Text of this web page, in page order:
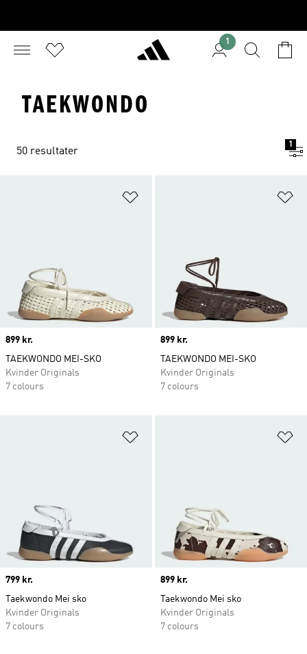
1
TAEKWONDO
50 resultater
1
Price
899 kr.
TAEKWONDO MEI-SKO
Kvinder Originals
7 colours
Price
899 kr.
TAEKWONDO MEI-SKO
Kvinder Originals
7 colours
Price
799 kr.
Taekwondo Mei sko
Kvinder Originals
7 colours
Price
899 kr.
Taekwondo Mei sko
Kvinder Originals
7 colours